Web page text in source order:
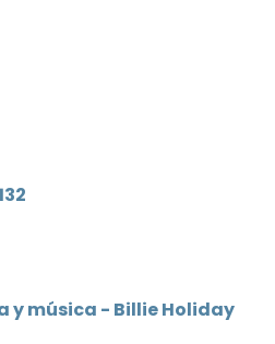
y música - Billie Holiday